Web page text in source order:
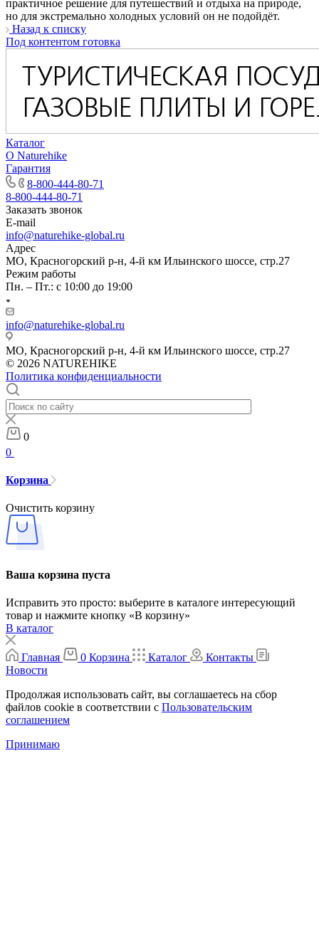
практичное решение для путешествий и отдыха на природе,
но для экстремально холодных условий он не подойдёт.
Назад к списку
Под контентом готовка
Каталог
О Naturehike
Гарантия
8-800-444-80-71
8-800-444-80-71
Заказать звонок
E-mail
info@naturehike-global.ru
Адрес
МО, Красногорский р-н, 4-й км Ильинского шоссе, стр.27
Режим работы
Пн. – Пт.: с 10:00 до 19:00
info@naturehike-global.ru
МО, Красногорский р-н, 4-й км Ильинского шоссе, стр.27
© 2026 NATUREHIKE
Политика конфиденциальности
0
0
Корзина
Очистить корзину
Ваша корзина пуста
Исправить это просто: выберите в каталоге интересующий
товар и нажмите кнопку «В корзину»
В каталог
Главная 0 Корзина Каталог
Контакты
Новости
Продолжая использовать сайт, вы соглашаетесь на сбор
файлов cookie в соответствии с Пользовательским
соглашением
Принимаю